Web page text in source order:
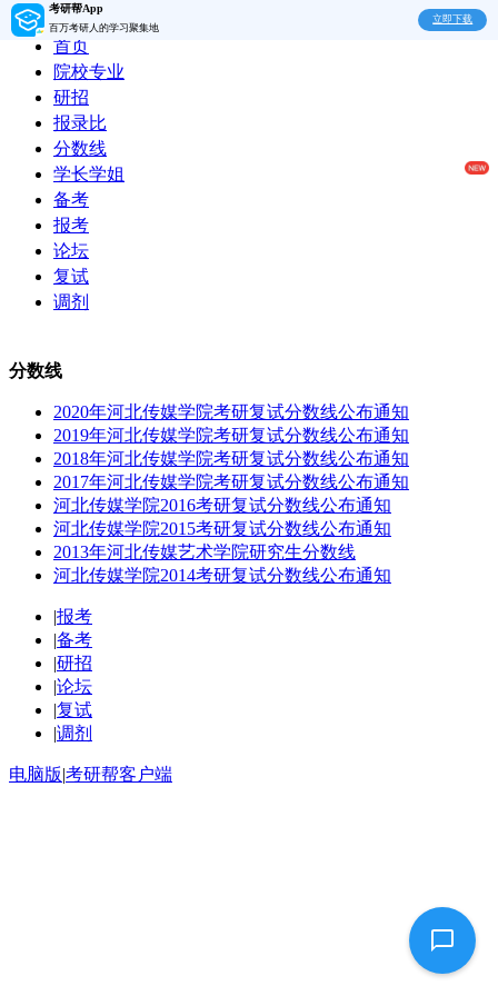
考研帮App
百万考研人的学习聚集地
立即下载
首页
院校专业
研招
报录比
分数线
学长学姐
备考
报考
论坛
复试
调剂
分数线
2020年河北传媒学院考研复试分数线公布通知
2019年河北传媒学院考研复试分数线公布通知
2018年河北传媒学院考研复试分数线公布通知
2017年河北传媒学院考研复试分数线公布通知
河北传媒学院2016考研复试分数线公布通知
河北传媒学院2015考研复试分数线公布通知
2013年河北传媒艺术学院研究生分数线
河北传媒学院2014考研复试分数线公布通知
|报考
|备考
|研招
|论坛
|复试
|调剂
电脑版|考研帮客户端